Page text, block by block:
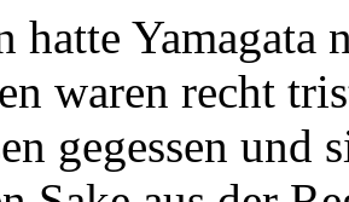
hatte Yamagata
waren recht
gegessen